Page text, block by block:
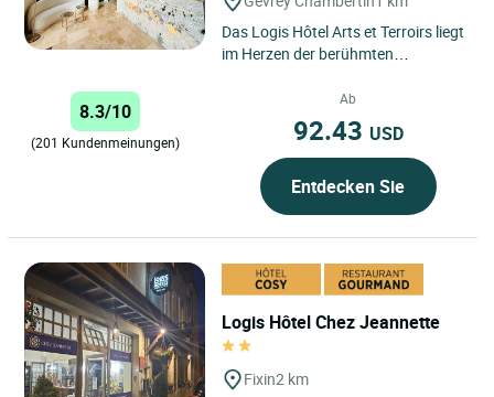
Das Logis Hôtel Arts et Terroirs liegt
im Herzen der berühmten
Chambertin und bietet einen...
8.3/10
(201 Kundenmeinungen)
Ab
92.43 USD
Entdecken Sie
Logis Hôtel Chez Jeannette
Fixin2 km